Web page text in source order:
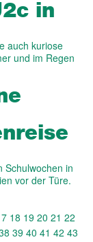
in
auch kuriose
und im Regen
Schulwochen in
vor der Türe.
18 19 20 21 22
39 40 41 42 43